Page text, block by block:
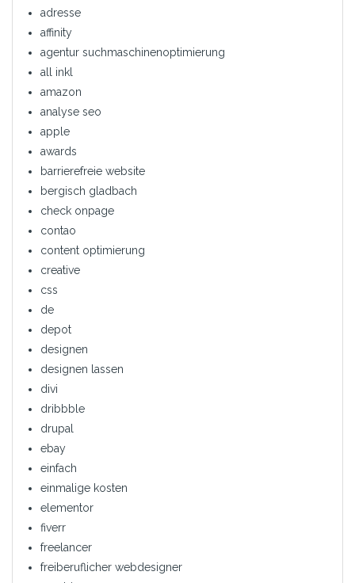
adresse
affinity
agentur suchmaschinenoptimierung
all inkl
amazon
analyse seo
apple
awards
barrierefreie website
bergisch gladbach
check onpage
contao
content optimierung
creative
css
de
depot
designen
designen lassen
divi
dribbble
drupal
ebay
einfach
einmalige kosten
elementor
fiverr
freelancer
freiberuflicher webdesigner